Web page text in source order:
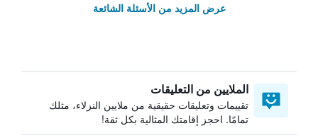
عرض المزيد من الأسئلة الشائعة
الملايين من التعليقات
تقييمات وتعليقات حقيقية من ملايين النزلاء، مثلك
تمامًا. احجز إقامتك المثالية بكل ثقة!